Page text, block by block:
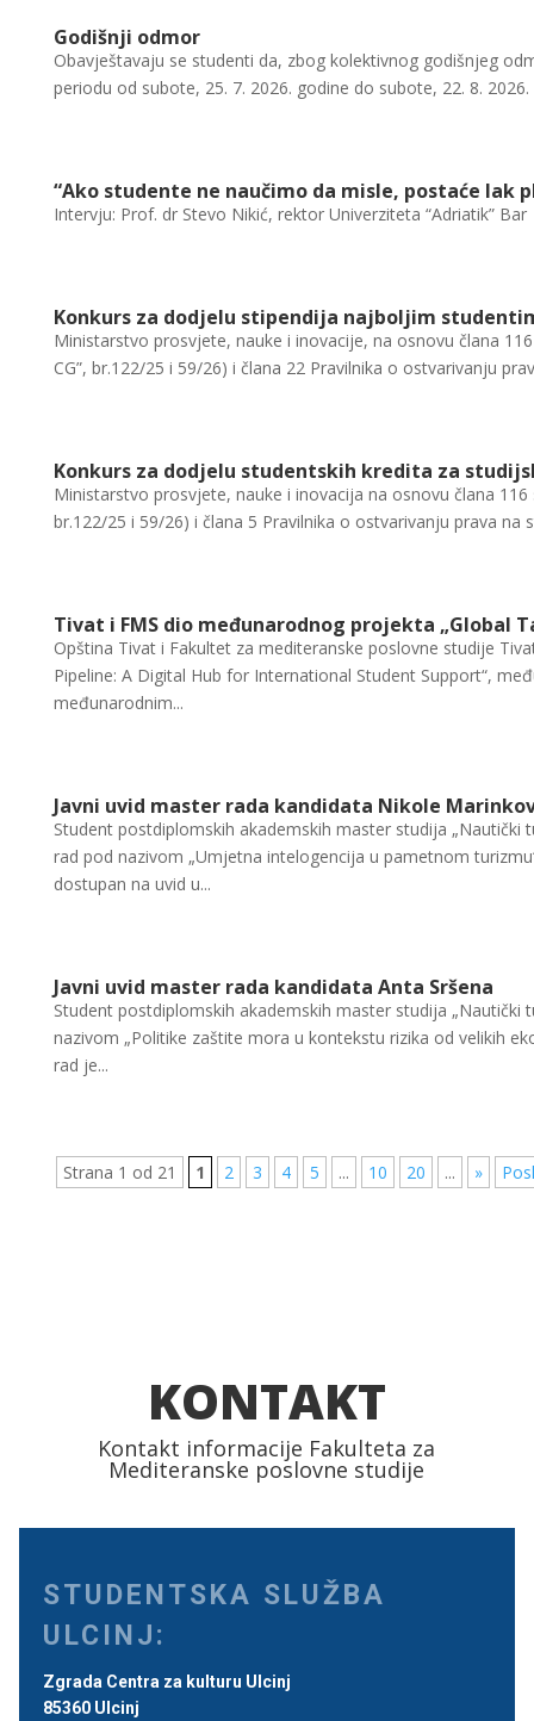
Godišnji odmor
Obavještavaju se studenti da, zbog kolektivnog godišnjeg
periodu od subote, 25. 7. 2026. godine do subote, 22. 8.
“Ako studente ne naučimo da misle, postaće lak
Intervju: Prof. dr Stevo Nikić, rektor Univerziteta “Adriatik” Bar
Konkurs za dodjelu stipendija najboljim
Ministarstvo prosvjete, nauke i inovacije, na osnovu člana
CG”, br.122/25 i 59/26) i člana 22 Pravilnika o ostvarivanju
Konkurs za dodjelu studentskih kredita za
Ministarstvo prosvjete, nauke i inovacija na osnovu člana
br.122/25 i 59/26) i člana 5 Pravilnika o ostvarivanju prava
Tivat i FMS dio međunarodnog projekta „Global
Opština Tivat i Fakultet za mediteranske poslovne studije
Pipeline: A Digital Hub for International Student Support“,
međunarodnim...
Javni uvid master rada kandidata Nikole
Student postdiplomskih akademskih master studija
rad pod nazivom „Umjetna intelogencija u pametnom
dostupan na uvid u...
Javni uvid master rada kandidata Anta Sršena
Student postdiplomskih akademskih master studija
nazivom „Politike zaštite mora u kontekstu rizika od velikih
rad je...
Strana 1 od 21 1 2 3 4 5 ... 10 20 ... »
KONTAKT
Kontakt informacije Fakulteta za
Mediteranske poslovne studije
STUDENTSKA SLUŽBA
ULCINJ:
Zgrada Centra za kulturu Ulcinj
85360 Ulcinj